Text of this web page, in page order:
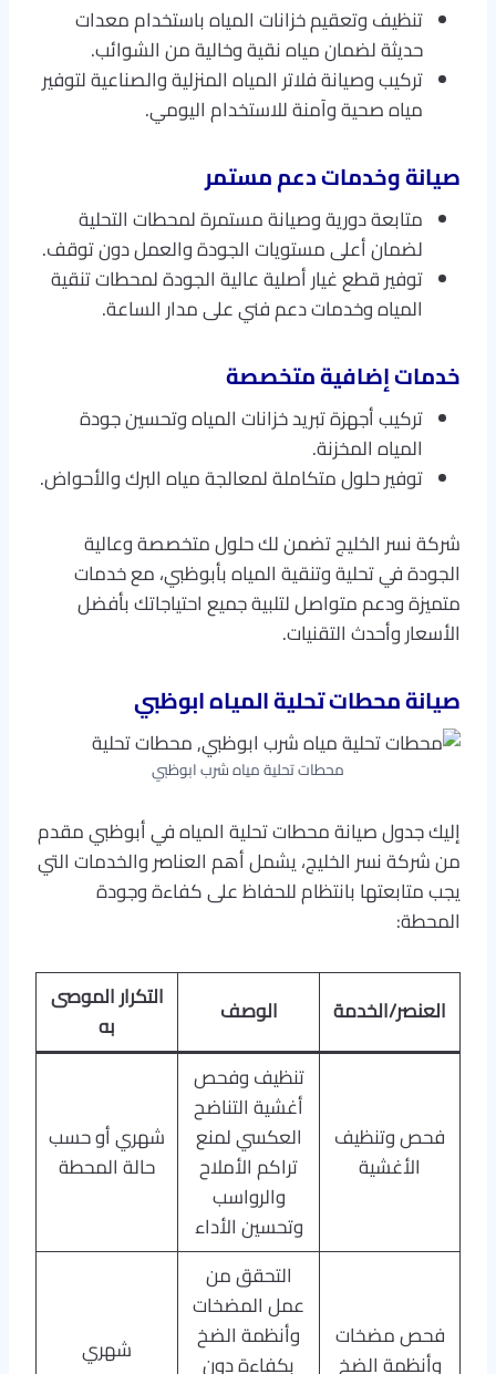
تنظيف وتعقيم خزانات المياه باستخدام معدات
حديثة لضمان مياه نقية وخالية من الشوائب.
تركيب وصيانة فلاتر المياه المنزلية والصناعية لتوفير
مياه صحية وآمنة للاستخدام اليومي.
صيانة وخدمات دعم مستمر
متابعة دورية وصيانة مستمرة لمحطات التحلية
لضمان أعلى مستويات الجودة والعمل دون توقف.
توفير قطع غيار أصلية عالية الجودة لمحطات تنقية
المياه وخدمات دعم فني على مدار الساعة.
خدمات إضافية متخصصة
تركيب أجهزة تبريد خزانات المياه وتحسين جودة
المياه المخزنة.
توفير حلول متكاملة لمعالجة مياه البرك والأحواض.
شركة نسر الخليج تضمن لك حلول متخصصة وعالية
الجودة في تحلية وتنقية المياه بأبوظبي، مع خدمات
متميزة ودعم متواصل لتلبية جميع احتياجاتك بأفضل
الأسعار وأحدث التقنيات.
صيانة محطات تحلية المياه ابوظبي
محطات تحلية مياه شرب ابوظبي
إليك جدول صيانة محطات تحلية المياه في أبوظبي مقدم
من شركة نسر الخليج، يشمل أهم العناصر والخدمات التي
يجب متابعتها بانتظام للحفاظ على كفاءة وجودة
المحطة:
العنصر/الخدمة الوصف
التكرار الموصى
به
فحص وتنظيف
الأغشية
تنظيف وفحص
أغشية التناضح
العكسي لمنع
تراكم الأملاح
والرواسب
وتحسين الأداء
شهري أو حسب
حالة المحطة
فحص مضخات
وأنظمة الضخ
التحقق من
عمل المضخات
وأنظمة الضخ
بكفاءة دون
شهري